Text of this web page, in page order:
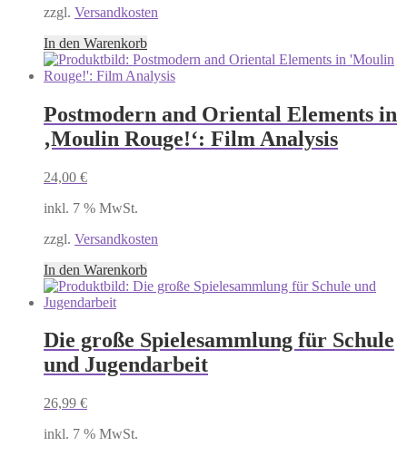
zzgl. Versandkosten
In den Warenkorb
Postmodern and Oriental Elements in
‚Moulin Rouge!‘: Film Analysis
24,00 €
inkl. 7 % MwSt.
zzgl. Versandkosten
In den Warenkorb
Die große Spielesammlung für Schule
und Jugendarbeit
26,99 €
inkl. 7 % MwSt.